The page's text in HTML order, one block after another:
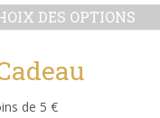
DES OPTIONS
a
de 5 €